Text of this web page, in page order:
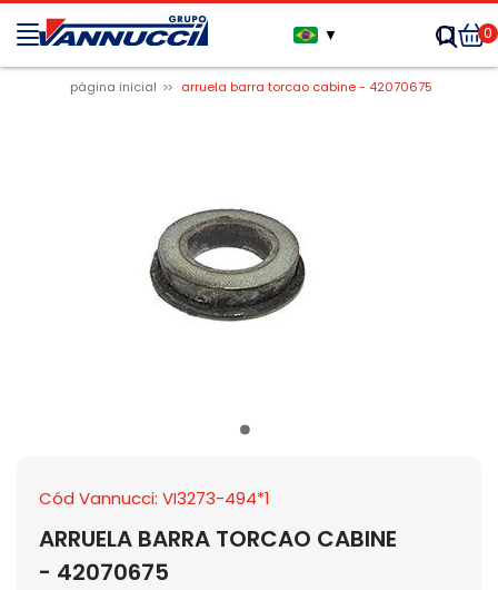
▼ 0
página inicial arruela barra torcao cabine - 42070675
Cód Vannucci: VI3273-494*1
ARRUELA BARRA TORCAO CABINE
- 42070675